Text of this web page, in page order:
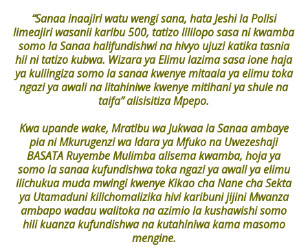
“Sanaa inaajiri watu wengi sana, hata Jeshi la Polisi
limeajiri wasanii karibu 500, tatizo lililopo sasa ni kwamba
somo la Sanaa halifundishwi na hivyo ujuzi katika tasnia
hii ni tatizo kubwa. Wizara ya Elimu lazima sasa ione haja
ya kuliingiza somo la sanaa kwenye mitaala ya elimu toka
ngazi ya awali na litahiniwe kwenye mitihani ya shule na
taifa” alisisitiza Mpepo.
Kwa upande wake, Mratibu wa Jukwaa la Sanaa ambaye
pia ni Mkurugenzi wa Idara ya Mfuko na Uwezeshaji
BASATA Ruyembe Mulimba alisema kwamba, hoja ya
somo la sanaa kufundishwa toka ngazi ya awali ya elimu
ilichukua muda mwingi kwenye Kikao cha Nane cha Sekta
ya Utamaduni kilichomalizika hivi karibuni jijini Mwanza
ambapo wadau walitoka na azimio la kushawishi somo
hili kuanza kufundishwa na kutahiniwa kama masomo
mengine.